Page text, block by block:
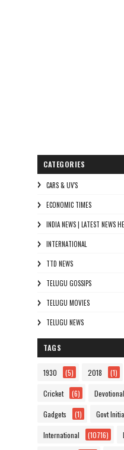
CATEGORIES
CARS & UV'S
ECONOMIC TIMES
INDIA NEWS | LATEST NEWS
INTERNATIONAL
TTD NEWS
TELUGU GOSSIPS
TELUGU MOVIES
TELUGU NEWS
TAGS
1930 (5) 2018 (1)
Cricket (6) Devotional
Gadgets (1) Govt
International (10716)